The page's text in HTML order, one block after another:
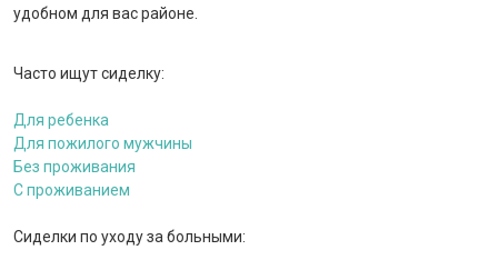
удобном для вас районе.
Часто ищут сиделку:
Для ребенка
Для пожилого мужчины
Без проживания
С проживанием
Сиделки по уходу за больными: